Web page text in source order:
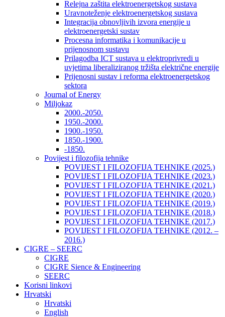
Relejna zaštita elektroenergetskog sustava
Uravnoteženje elektroenergetskog sustava
Integracija obnovljivih izvora energije u
elektroenergetski sustav
Procesna informatika i komunikacije u
prijenosnom sustavu
Prilagodba ICT sustava u elektroprivredi u
uvjetima liberaliziranog tržišta električne energije
Prijenosni sustav i reforma elektroenergetskog
sektora
Journal of Energy
Miljokaz
2000.-2050.
1950.-2000.
1900.-1950.
1850.-1900.
-1850.
Povijest i filozofija tehnike
POVIJEST I FILOZOFIJA TEHNIKE (2025.)
POVIJEST I FILOZOFIJA TEHNIKE (2023.)
POVIJEST I FILOZOFIJA TEHNIKE (2021.)
POVIJEST I FILOZOFIJA TEHNIKE (2020.)
POVIJEST I FILOZOFIJA TEHNIKE (2019.)
POVIJEST I FILOZOFIJA TEHNIKE (2018.)
POVIJEST I FILOZOFIJA TEHNIKE (2017.)
POVIJEST I FILOZOFIJA TEHNIKE (2012. –
2016.)
CIGRE – SEERC
CIGRE
CIGRE Sience & Engineering
SEERC
Korisni linkovi
Hrvatski
Hrvatski
English